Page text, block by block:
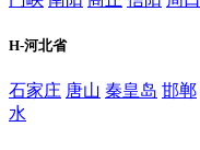
H-河北省
石家庄 唐山 秦皇岛 邯郸
水